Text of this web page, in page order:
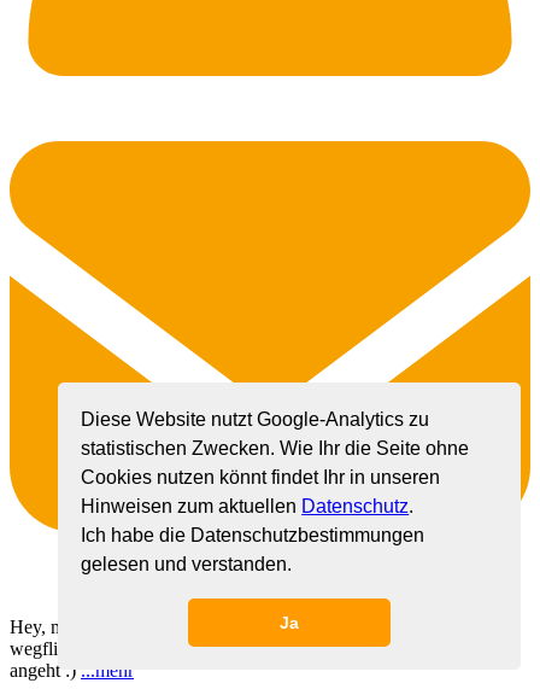
Diese Website nutzt Google-Analytics zu
statistischen Zwecken. Wie Ihr die Seite ohne
Cookies nutzen könnt findet Ihr in unseren
Hinweisen zum aktuellen Datenschutz.
Ich habe die Datenschutzbestimmungen
gelesen und verstanden.
Ja
Hey, möchte im November von Berlin aus für ein paar Tage
wegfliegen ins Warme Ausland. Bin offenen was das Reiseziel
angeht :) ...mehr